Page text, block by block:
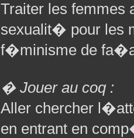
Traiter les femmes
sexualit� pour les
f�minisme de
� Jouer au coq :
Aller chercher
en entrant en